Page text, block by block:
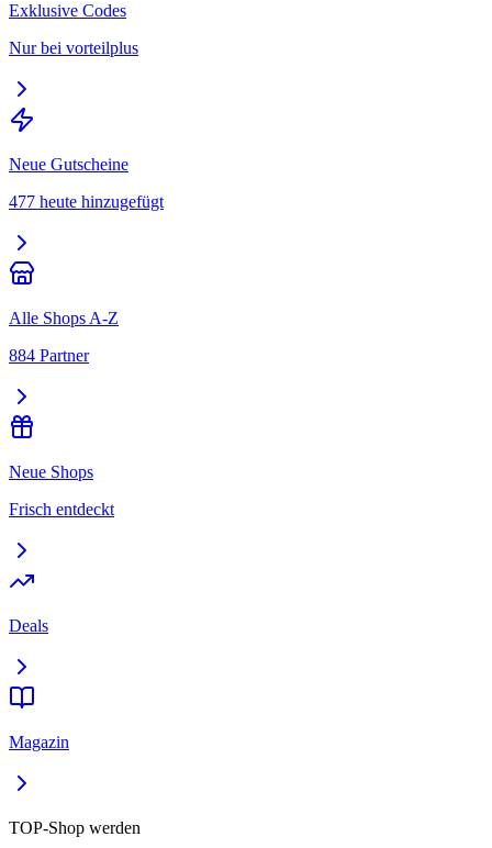
Exklusive Codes
Nur bei vorteilplus
Neue Gutscheine
477 heute hinzugefügt
Alle Shops A-Z
884 Partner
Neue Shops
Frisch entdeckt
Deals
Magazin
TOP-Shop werden